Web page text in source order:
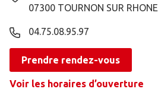
07300 TOURNON SUR RHONE
04.75.08.95.97
Prendre rendez-vous
Voir les horaires d’ouverture